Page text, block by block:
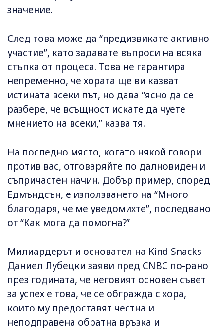
значение.
След това може да “предизвикате активно
участие”, като задавате въпроси на всяка
стъпка от процеса. Това не гарантира
непременно, че хората ще ви казват
истината всеки път, но дава “ясно да се
разбере, че всъщност искате да чуете
мнението на всеки,” казва тя.
На последно място, когато някой говори
против вас, отговаряйте по далновиден и
съпричастен начин. Добър пример, според
Едмъндсън, е използването на “Много
благодаря, че ме уведомихте”, последвано
от “Как мога да помогна?”
Милиардерът и основател на Kind Snacks
Даниел Лубецки заяви пред CNBC по-рано
през годината, че неговият основен съвет
за успех е това, че се обгражда с хора,
които му предоставят честна и
неподправена обратна връзка и